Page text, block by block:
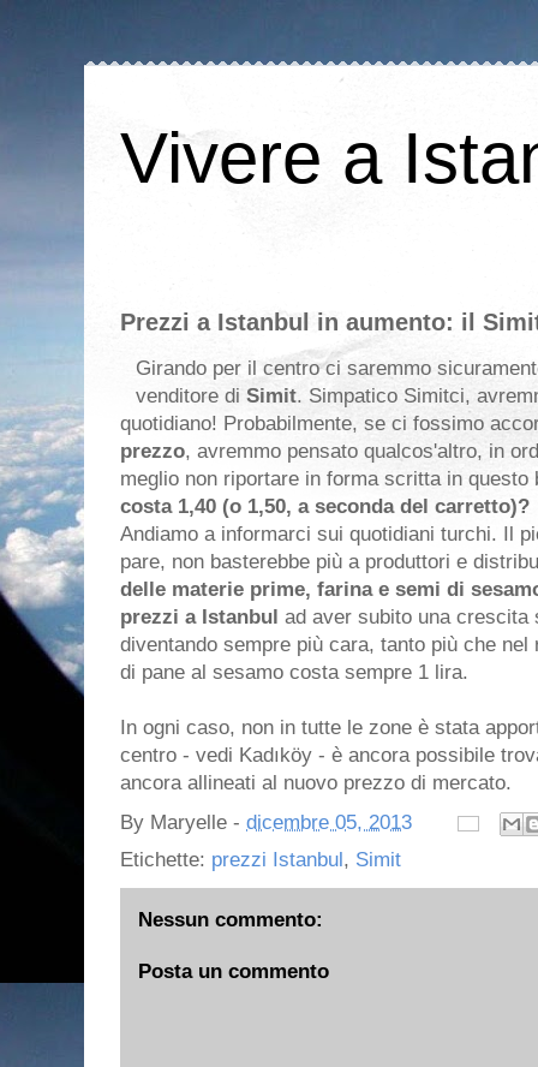
Vivere a
Prezzi a Istanbul in aumento: il
Girando per il centro ci saremmo
venditore di Simit. Simpatico Simitci,
quotidiano! Probabilmente, se ci fossimo
prezzo, avremmo pensato qualcos'altro, in
meglio non riportare in forma scritta in questo
costa 1,40 (o 1,50, a seconda del carretto)?
Andiamo a informarci sui quotidiani turchi. Il
pare, non basterebbe più a produttori e
delle materie prime, farina e semi di
prezzi a Istanbul ad aver subito una
diventando sempre più cara, tanto più che
di pane al sesamo costa sempre 1 lira.
In ogni caso, non in tutte le zone è stata
centro - vedi Kadıköy - è ancora possibile
ancora allineati al nuovo prezzo di mercato.
By Maryelle - dicembre 05, 2013
Etichette: prezzi Istanbul, Simit
Nessun commento:
Posta un commento